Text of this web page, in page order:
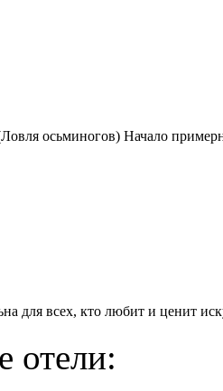
осьминогов) Начало
для всех, кто любит и ценит
отели: